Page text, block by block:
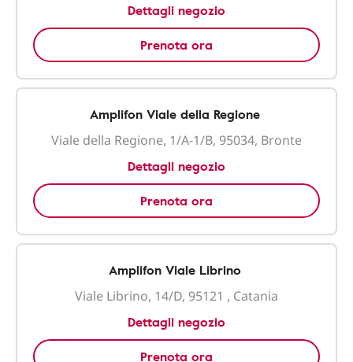
Dettagli negozio
Prenota ora
Amplifon Viale della Regione
Viale della Regione, 1/A-1/B, 95034, Bronte
Dettagli negozio
Prenota ora
Amplifon Viale Librino
Viale Librino, 14/D, 95121 , Catania
Dettagli negozio
Prenota ora